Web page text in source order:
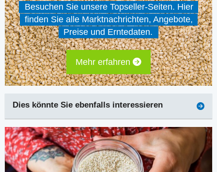
Besuchen Sie unsere Topseller-Seiten. Hier
finden Sie alle Marktnachrichten, Angebote,
Preise und Erntedaten.
Mehr erfahren
Dies könnte Sie ebenfalls interessieren